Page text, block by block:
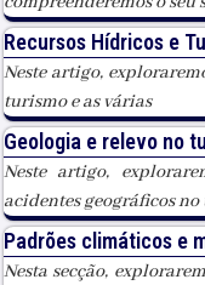
Recursos Hídricos e
Neste artigo,
turismo e as várias
Geologia e relevo no
Neste artigo,
acidentes geográficos
Padrões climáticos e
Nesta secção,